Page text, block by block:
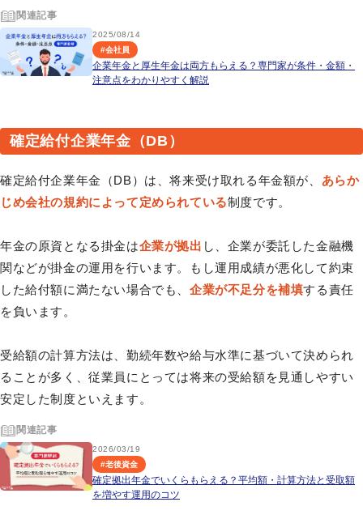
関連記事
2025/08/14
#会社員
企業年金と厚生年金は両方もらえる？専門家が条件・金額・
注意点をわかりやすく解説
確定給付企業年金（DB）
確定給付企業年金（DB）は、将来受け取れる年金額が、 あらか
じめ会社の規約によって定められている制度です。
年金の原資となる掛金は企業が拠出 し、企業が委託した金融機
関などが掛金の運用を行います。もし運用成績が悪化して約束
した給付額に満たない場合でも、 企業が不足分を補填する責任
を負います。
受給額の計算方法は、勤続年数や給与水準に基づいて決められ
ることが多く、従業員にとっては将来の受給額を見通しやすい
安定した制度といえます。
関連記事
2026/03/19
#老後資金
確定拠出年金でいくらもらえる？平均額・計算方法と受取額
を増やす運用のコツ